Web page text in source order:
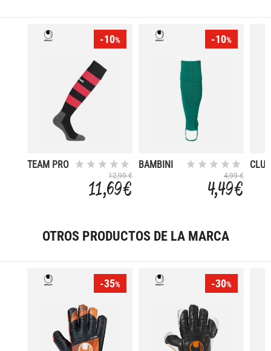
-10%
TEAM PRO
12,99 €
11,69 €
-10%
BAMBINI
4,99 €
4,49 €
CLUB
OTROS PRODUCTOS DE LA MARCA
-35% -30%